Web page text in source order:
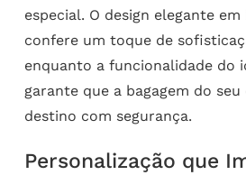
especial. O design elegante
confere um toque de
enquanto a funcionalidade do
garante que a bagagem do
destino com segurança.
Personalização que